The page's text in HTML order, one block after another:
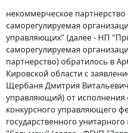
некоммерческое
саморегулируемая
управляющих" (далее - НП
саморегулируемая
партнерство) обратилось в
Кировской области с
Щербаня Дмитрия
управляющий) от исполнения
конкурсного управляющего
государственного